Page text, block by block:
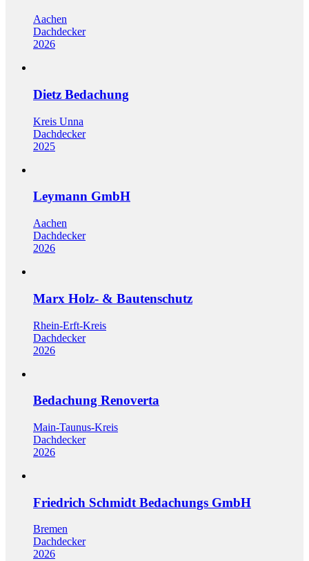
Aachen
Dachdecker
2026
Dietz Bedachung
Kreis Unna
Dachdecker
2025
Leymann GmbH
Aachen
Dachdecker
2026
Marx Holz- & Bautenschutz
Rhein-Erft-Kreis
Dachdecker
2026
Bedachung Renoverta
Main-Taunus-Kreis
Dachdecker
2026
Friedrich Schmidt Bedachungs GmbH
Bremen
Dachdecker
2026